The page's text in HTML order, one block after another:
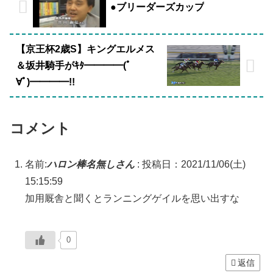
●ブリーダーズカップ
【京王杯2歳S】キングエルメス
＆坂井騎手がｷﾀ━━━━(ﾟ
∀ﾟ)━━━━!!
コメント
名前:ハロン棒名無しさん : 投稿日：2021/11/06(土)
15:15:59
加用厩舎と聞くとランニングゲイルを思い出すな
0
返信